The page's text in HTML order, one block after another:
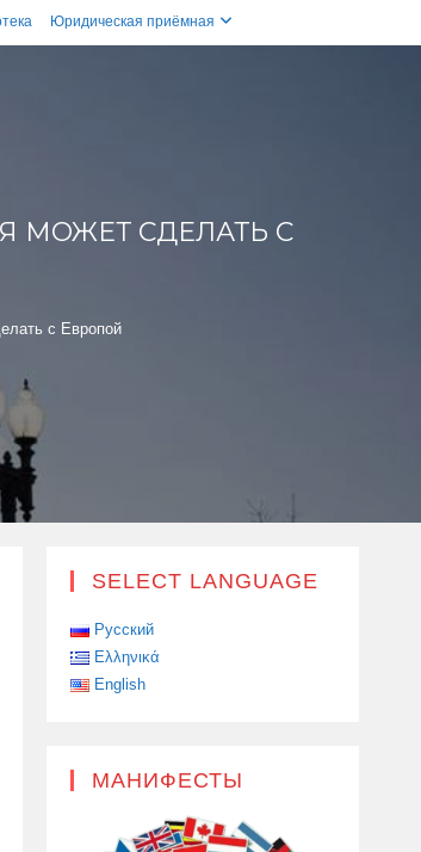
Юридическая приёмная
МОЖЕТ СДЕЛАТЬ С
с Европой
SELECT LANGUAGE
Русский
Ελληνικά
English
МАНИФЕСТЫ